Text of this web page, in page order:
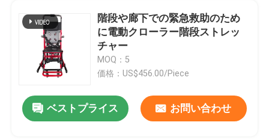
連絡 ください
ニュース
事件
階段や廊下での緊急救助のため
に電動クローラー階段ストレッ
チャー
MOQ：5
価格：US$456.00/Piece
ベストプライス お問い合わせ